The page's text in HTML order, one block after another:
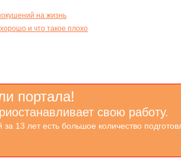
на жизнь
и что такое плохо
портала!
свою работу.
за 13 лет есть большое количество